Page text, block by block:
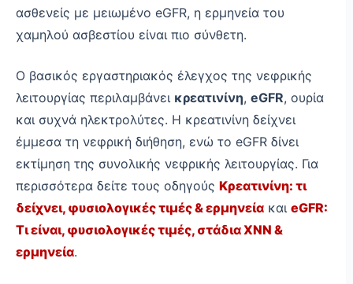
ασθενείς με μειωμένο eGFR, η ερμηνεία του
χαμηλού ασβεστίου είναι πιο σύνθετη.
Ο βασικός εργαστηριακός έλεγχος της νεφρικής
λειτουργίας περιλαμβάνει κρεατινίνη, eGFR, ουρία
και συχνά ηλεκτρολύτες. Η κρεατινίνη δείχνει
έμμεσα τη νεφρική διήθηση, ενώ το eGFR δίνει
εκτίμηση της συνολικής νεφρικής λειτουργίας. Για
περισσότερα δείτε τους οδηγούς Κρεατινίνη: τι
δείχνει, φυσιολογικές τιμές & ερμηνεία και eGFR:
Τι είναι, φυσιολογικές τιμές, στάδια ΧΝΝ &
ερμηνεία.